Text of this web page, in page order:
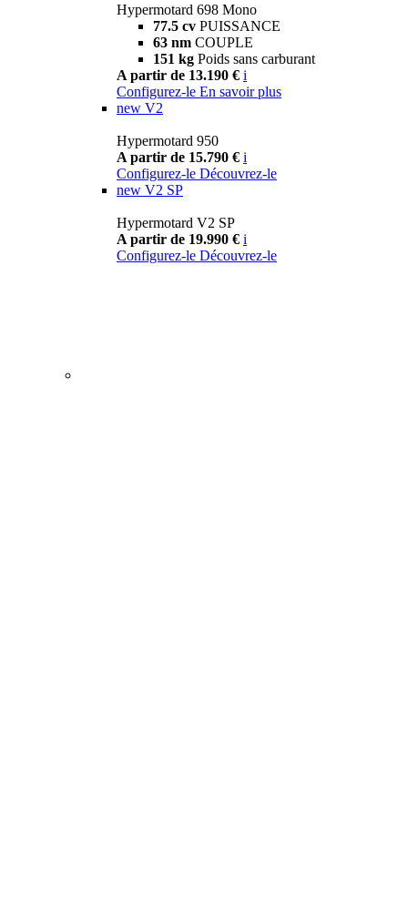
Hypermotard 698 Mono
77.5 cv PUISSANCE
63 nm COUPLE
151 kg Poids sans carburant
A partir de 13.190 € i
Configurez-le En savoir plus
new V2
Hypermotard 950
A partir de 15.790 € i
Configurez-le Découvrez-le
new V2 SP
Hypermotard V2 SP
A partir de 19.990 € i
Configurez-le Découvrez-le